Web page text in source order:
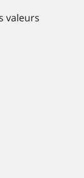
valeurs